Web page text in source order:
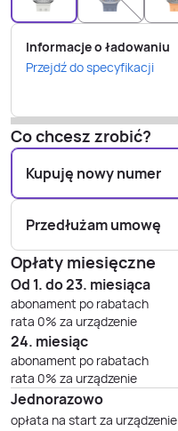
Informacje o ładowaniu
Przejdź do specyfikacji
Co chcesz zrobić?
Kupuję nowy numer
Przedłużam umowę
Opłaty miesięczne
Od 1. do 23. miesiąca
abonament po rabatach
rata 0% za urządzenie
24. miesiąc
abonament po rabatach
rata 0% za urządzenie
Jednorazowo
opłata na start za urządzenie